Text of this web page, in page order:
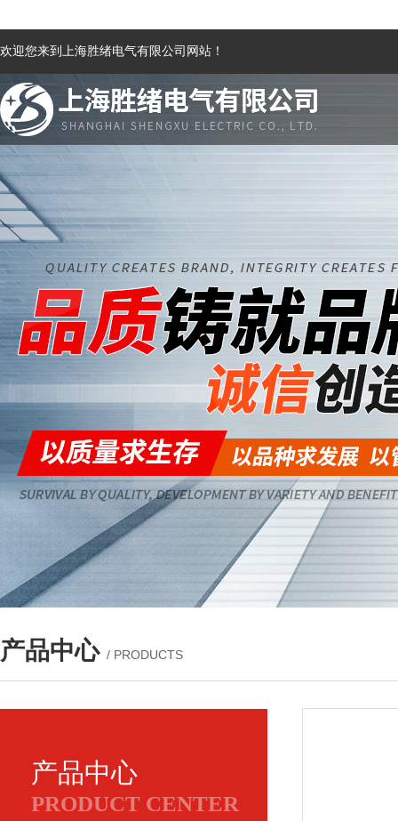
欢迎您来到上海胜绪电气有限公司网站！
产品中心 / PRODUCTS
产品中心
PRODUCT CENTER